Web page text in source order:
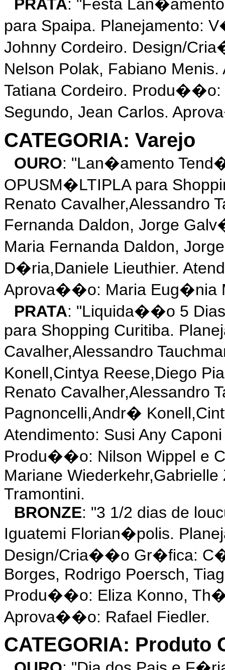
PRATA: "Festa
para Spaipa. Planejamento:
Johnny Cordeiro. Design/
Nelson Polak, Fabiano
Tatiana Cordeiro. Produ��o:
Segundo, Jean Carlos.
CATEGORIA: Varejo
OURO: "Lan�amento
OPUSM�LTIPLA para
Renato Cavalher,Alessandro
Fernanda Daldon, Jorge
Maria Fernanda Daldon,
D�ria,Daniele Lieuthier.
Aprova��o: Maria Eug�nia
PRATA: "Liquida��o 5
para Shopping Curitiba.
Cavalher,Alessandro
Konell,Cintya Reese,Diego
Renato Cavalher,Alessandro
Pagnoncelli,Andr�
Atendimento: Susi Any
Produ��o: Nilson Wippel e
Mariane
Tramontini.
BRONZE: "3 1/2 dias de
Iguatemi Florian�polis.
Design/Cria��o Gr�fica:
Borges, Rodrigo Poersch,
Produ��o: Eliza Konno,
Aprova��o: Rafael Fiedler.
CATEGORIA: Produto